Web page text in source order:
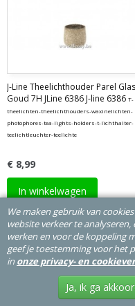
J-Line Theelichthouder Parel Glas
Goud 7H JLine 6386 J-line 6386 T-
theelichten-theelichthouders-waxinelichten-
photophores-tea-lights-holders-t-lichthalter-
teelichtleuchter-teelichte
€ 8,99
In winkelwagen
We maken gebruik van
website verkeer te
werken en voor de koppeling
geef je toestemming voor het
in onze privacy- en
Ja, ik ga